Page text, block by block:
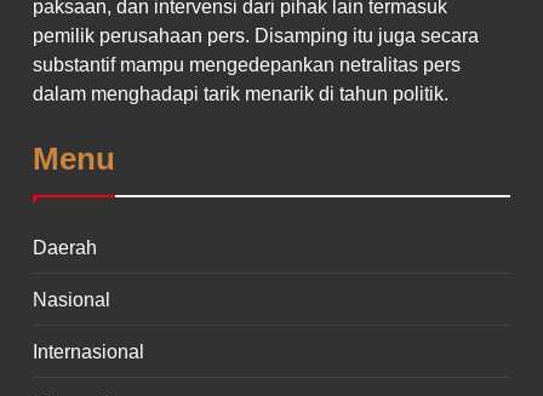
paksaan, dan intervensi dari pihak lain termasuk
pemilik perusahaan pers. Disamping itu juga secara
substantif mampu mengedepankan netralitas pers
dalam menghadapi tarik menarik di tahun politik.
Menu
Daerah
Nasional
Internasional